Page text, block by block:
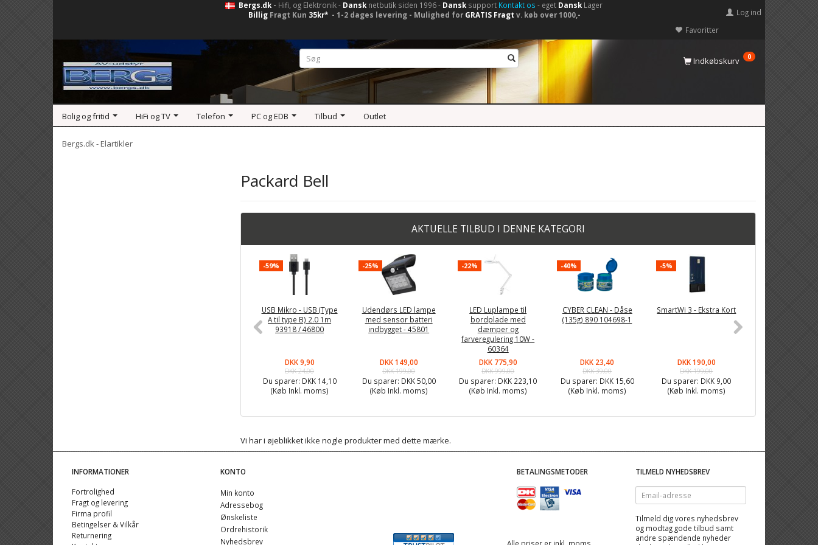
Bergs.dk- Hifi, og Elektronik - Dansknetbutik siden 1996 - Dansksupport Kontakt os - eget DanskLager
Billig Fragt Kun 35kr* - 1-2 dages levering - Mulighed for GRATIS Fragt v. køb over 1000,-
Favoritter
Log ind
Indkøbskurv 0
Bolig og fritid HiFi og TV Telefon PC og EDB Tilbud Outlet
Bergs.dk - Elartikler
Packard Bell
AKTUELLE TILBUD I DENNE KATEGORI
-59%
USB Mikro - USB (Type
A til type B) 2.0 1m
93918 / 46800
DKK 9,90
DKK 24,00
Du sparer: DKK 14,10
(Køb Inkl. moms)
-25%
Udendørs LED lampe
med sensor batteri
indbygget - 45801
DKK 149,00
DKK 199,00
Du sparer: DKK 50,00
(Køb Inkl. moms)
-22%
LED Luplampe til
bordplade med
dæmper og
farveregulering 10W -
60364
DKK 775,90
DKK 999,00
Du sparer: DKK 223,10
(Køb Inkl. moms)
-40%
CYBER CLEAN - Dåse
(135g) 890 104698-1
DKK 23,40
DKK 39,00
Du sparer: DKK 15,60
(Køb Inkl. moms)
-5%
SmartWi 3 - Ekstra Kort
DKK 190,00
DKK 199,00
Du sparer: DKK 9,00
(Køb Inkl. moms)
Vi har i øjeblikket ikke nogle produkter med dette mærke.
INFORMATIONER
Fortrolighed
Fragt og levering
Firma profil
Betingelser & Vilkår
Returnering
KONTO
Min konto
Adressebog
Ønskeliste
Ordrehistorik
Nyhedsbrev
BETALINGSMETODER
TILMELD NYHEDSBREV
Email-
adresse
Tilmeld dig vores nyhedsbrev
og modtag gode tilbud samt
andre spændende nyheder